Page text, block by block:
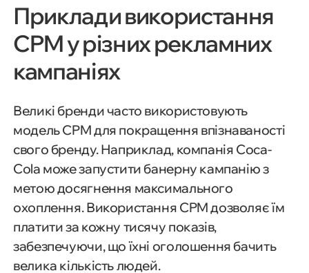
Приклади використання
CPM у різних рекламних
кампаніях
Великі бренди часто використовують
модель CPM для покращення впізнаваності
свого бренду. Наприклад, компанія Coca-
Cola може запустити банерну кампанію з
метою досягнення максимального
охоплення. Використання CPM дозволяє їм
платити за кожну тисячу показів,
забезпечуючи, що їхні оголошення бачить
велика кількість людей.